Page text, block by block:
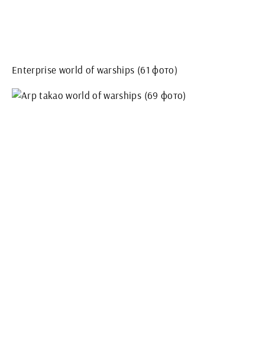
Enterprise world of warships (61 фото)